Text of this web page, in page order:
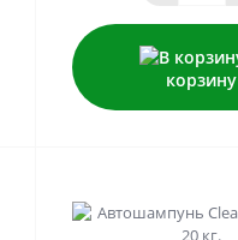
корзину